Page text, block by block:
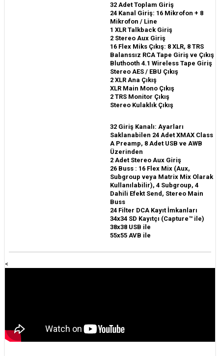
32 Adet Toplam Giriş
24 Kanal Giriş: 16 Mikrofon + 8
Mikrofon / Line
1 XLR Talkback Giriş
2 Stereo Aux Giriş
16 Flex Miks Çıkış: 8 XLR, 8 TRS
Balanssız RCA Tape Giriş ve Çıkış
Bluthooth 4.1 Wireless Tape Giriş
Stereo AES / EBU Çıkış
2 XLR Ana Çıkış
XLR Main Mono Çıkış
2 TRS Monitor Çıkış
Stereo Kulaklık Çıkış
32 Giriş Kanalı: Ayarları
Saklanabilen 24 Adet XMAX Class
A Preamp, 8 Adet USB ve AWB
Üzerinden
2 Adet Stereo Aux Giriş
26 Buss : 16 Flex Mix (Aux,
Subgroup veya Matrix Mix Olarak
Kullanılabilir), 4 Subgroup, 4
Dahili Efekt Send, Stereo Main
Buss
24 Filter DCA Kayıt İmkanları
34x34 SD Kayıtçı (Capture™ ile)
38x38 USB ile
55x55 AVB ile
<